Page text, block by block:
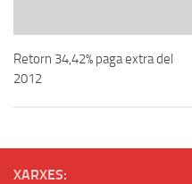
Retorn 34,42% paga extra del
2012
XARXES: